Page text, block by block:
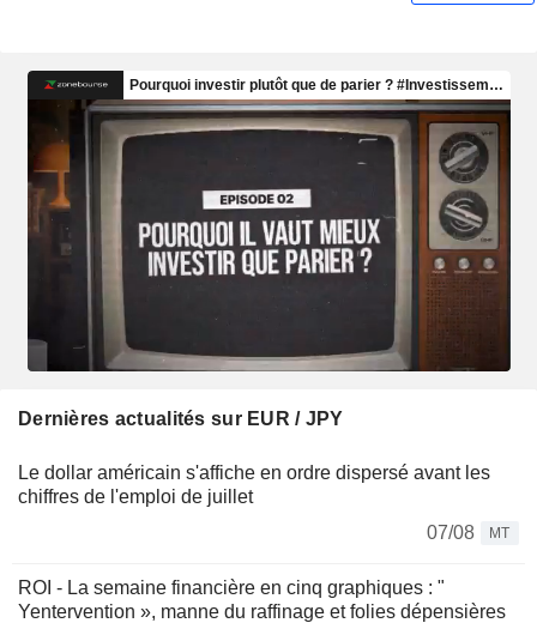
Dernières actualités sur EUR / JPY
Le dollar américain s'affiche en ordre dispersé avant les
chiffres de l'emploi de juillet
07/08
MT
ROI - La semaine financière en cinq graphiques : "
Yentervention », manne du raffinage et folies dépensières